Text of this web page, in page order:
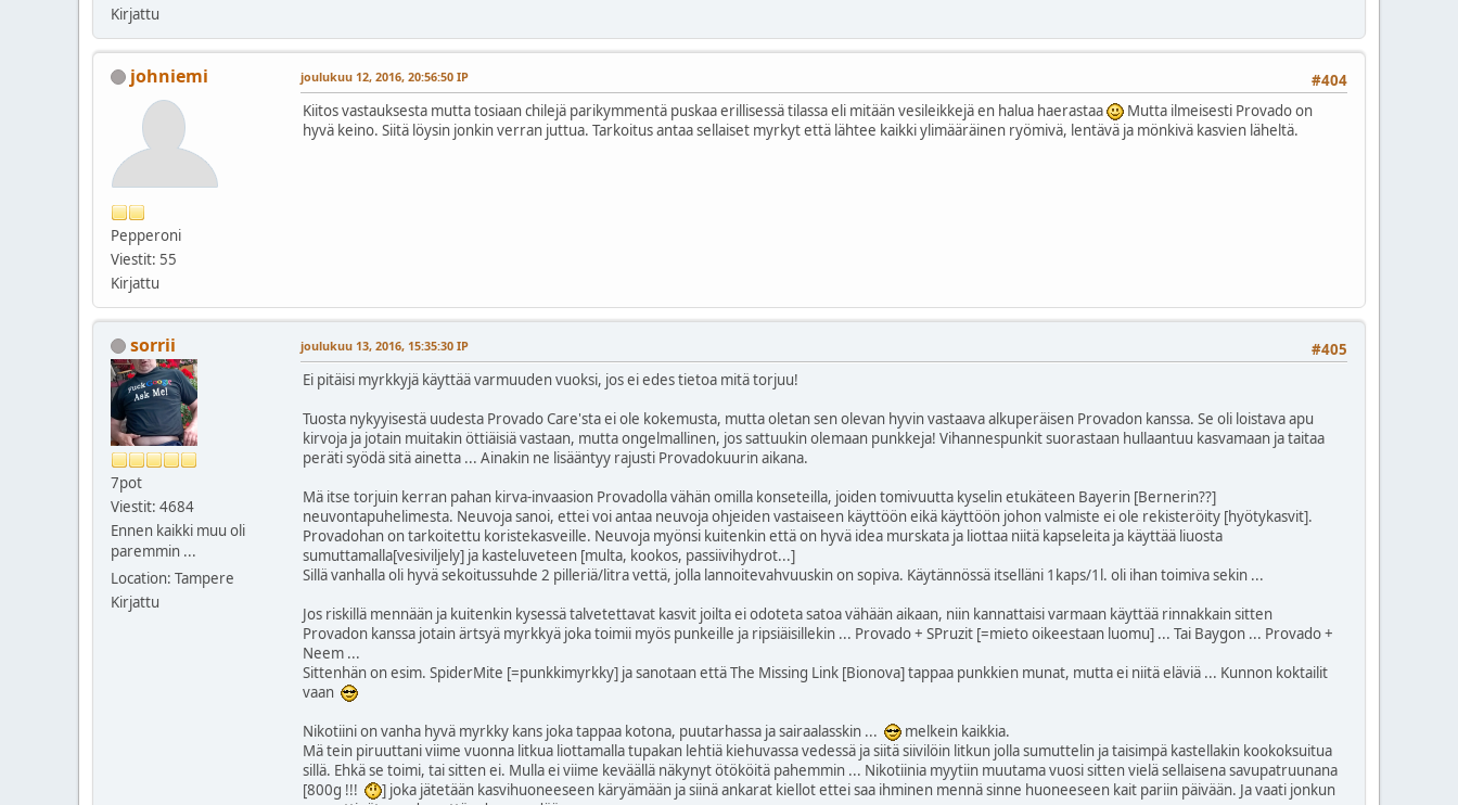
Kirjattu
johniemi
Pepperoni
Viestit: 55
Kirjattu
#404
joulukuu 12, 2016, 20:56:50 IP
Kiitos vastauksesta mutta tosiaan chilejä parikymmentä puskaa erillisessä tilassa eli mitään vesileikkejä en halua haerastaa
Mutta ilmeisesti Provado on
hyvä keino. Siitä löysin jonkin verran juttua. Tarkoitus antaa sellaiset myrkyt että lähtee kaikki ylimääräinen ryömivä, lentävä ja mönkivä kasvien läheltä.
sorrii
7pot
Viestit: 4684
Ennen kaikki muu oli
paremmin ...
Location: Tampere
Kirjattu
#405
joulukuu 13, 2016, 15:35:30 IP
Ei pitäisi myrkkyjä käyttää varmuuden vuoksi, jos ei edes tietoa mitä torjuu!
Tuosta nykyyisestä uudesta Provado Care'sta ei ole kokemusta, mutta oletan sen olevan hyvin vastaava alkuperäisen Provadon kanssa. Se oli loistava apu
kirvoja ja jotain muitakin öttiäisiä vastaan, mutta ongelmallinen, jos sattuukin olemaan punkkeja! Vihannespunkit suorastaan hullaantuu kasvamaan ja taitaa
peräti syödä sitä ainetta ... Ainakin ne lisääntyy rajusti Provadokuurin aikana.
Mä itse torjuin kerran pahan kirva-invaasion Provadolla vähän omilla konseteilla, joiden tomivuutta kyselin etukäteen Bayerin [Bernerin??]
neuvontapuhelimesta. Neuvoja sanoi, ettei voi antaa neuvoja ohjeiden vastaiseen käyttöön eikä käyttöön johon valmiste ei ole rekisteröity [hyötykasvit].
Provadohan on tarkoitettu koristekasveille. Neuvoja myönsi kuitenkin että on hyvä idea murskata ja liottaa niitä kapseleita ja käyttää liuosta
sumuttamalla[vesiviljely] ja kasteluveteen [multa, kookos, passiivihydrot...]
Sillä vanhalla oli hyvä sekoitussuhde 2 pilleriä/litra vettä, jolla lannoitevahvuuskin on sopiva. Käytännössä itselläni 1kaps/1l. oli ihan toimiva sekin ...
Jos riskillä mennään ja kuitenkin kysessä talvetettavat kasvit joilta ei odoteta satoa vähään aikaan, niin kannattaisi varmaan käyttää rinnakkain sitten
Provadon kanssa jotain ärtsyä myrkkyä joka toimii myös punkeille ja ripsiäisillekin ... Provado + SPruzit [=mieto oikeestaan luomu] ... Tai Baygon ... Provado +
Neem ...
Sittenhän on esim. SpiderMite [=punkkimyrkky] ja sanotaan että The Missing Link [Bionova] tappaa punkkien munat, mutta ei niitä eläviä ... Kunnon koktailit
vaan
Nikotiini on vanha hyvä myrkky kans joka tappaa kotona, puutarhassa ja sairaalasskin ...
melkein kaikkia.
Mä tein piruuttani viime vuonna litkua liottamalla tupakan lehtiä kiehuvassa vedessä ja siitä siivilöin litkun jolla sumuttelin ja taisimpä kastellakin kookoksuitua
sillä. Ehkä se toimi, tai sitten ei. Mulla ei viime keväällä näkynyt ötököitä pahemmin ... Nikotiinia myytiin muutama vuosi sitten vielä sellaisena savupatruunana
[800g !!!
] joka jätetään kasvihuoneeseen käryämään ja siinä ankarat kiellot ettei saa ihminen mennä sinne huoneeseen kait pariin päivään. Ja vaati jonkun